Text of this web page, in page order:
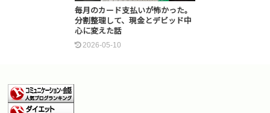
毎月のカード支払いが怖かった。
分割整理して、現金とデビッド中
心に変えた話
2026-05-10